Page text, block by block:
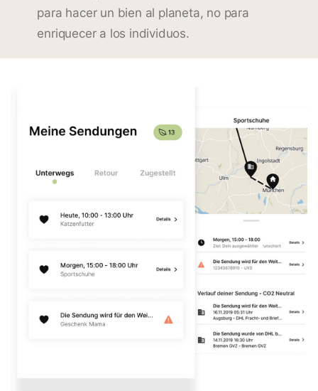
para hacer un bien al planeta, no para
enriquecer a los individuos.